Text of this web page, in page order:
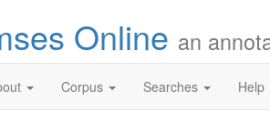
Online an
Corpus Searches Help